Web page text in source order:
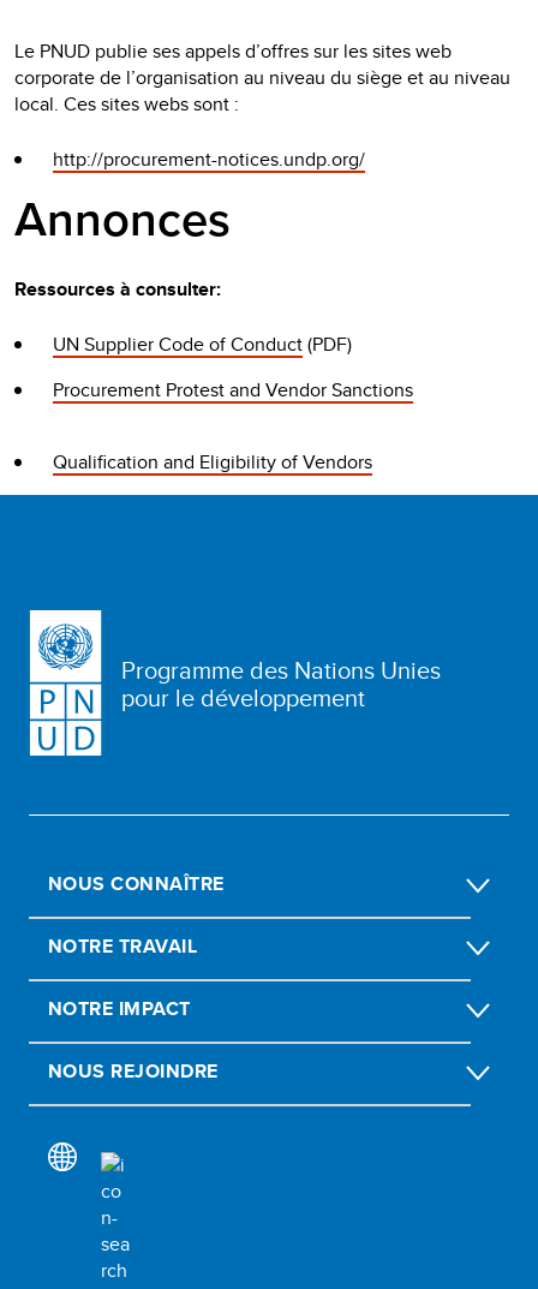
Le PNUD publie ses appels d’offres sur les sites web
corporate de l’organisation au niveau du siège et au niveau
local. Ces sites webs sont :
http://procurement-notices.undp.org/
Annonces
Ressources à consulter:
UN Supplier Code of Conduct(PDF)
Procurement Protest and Vendor Sanctions
Qualification and Eligibility of Vendors
Programme des Nations Unies
pour le développement
NOUS CONNAÎTRE
NOTRE TRAVAIL
NOTRE IMPACT
NOUS REJOINDRE